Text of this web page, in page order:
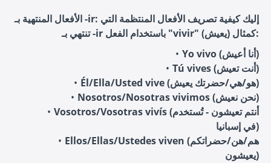
الأفعال المنتهية بـ -ir: إليك كيفية تصريف الأفعال المنتظمة التي
تنتهي بـ -ir باستخدام الفعل "vivir" (يعيش) كمثال:
Yo vivo (أنا أعيش)
Tú vives (أنت تعيش)
Él/Ella/Usted vive (هو/هي/حضرتك يعيش)
Nosotros/Nosotras vivimos (نحن نعيش)
Vosotros/Vosotras vivís (أنتم تعيشون - تُستخدم
في إسبانيا)
Ellos/Ellas/Ustedes viven (هم/هن/حضراتكم
يعيشون)